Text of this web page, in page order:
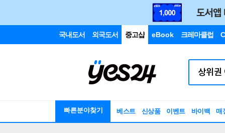
국내도서 외국도서 중고샵 eBook 크레마클럽
빠른분야찾기 베스트 신상품 이벤트 바이백 매